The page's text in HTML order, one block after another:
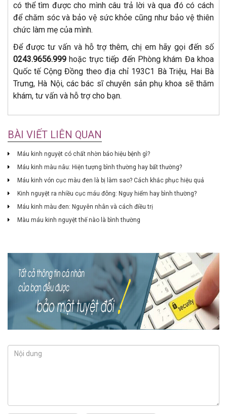
có thể tìm được cho mình câu trả lời và qua đó có cách
để chăm sóc và bảo vệ sức khỏe cũng như bảo vệ thiên
chức làm mẹ của mình.
Để được tư vấn và hỗ trợ thêm, chị em hãy gọi đến số
0243.9656.999 hoặc trực tiếp đến Phòng khám Đa khoa
Quốc tế Cộng Đồng theo địa chỉ 193C1 Bà Triệu, Hai Bà
Trưng, Hà Nội, các bác sĩ chuyên sản phụ khoa sẽ thăm
khám, tư vấn và hỗ trợ cho bạn.
BÀI VIẾT LIÊN QUAN
Máu kinh nguyệt có chất nhờn báo hiệu bệnh gì?
Máu kinh màu nâu: Hiện tượng bình thường hay bất thường?
Máu kinh vón cục màu đen là bị làm sao? Cách khắc phục hiệu quả
Kinh nguyệt ra nhiều cục máu đông: Nguy hiểm hay bình thường?
Máu kinh màu đen: Nguyên nhân và cách điều trị
Màu máu kinh nguyệt thế nào là bình thường